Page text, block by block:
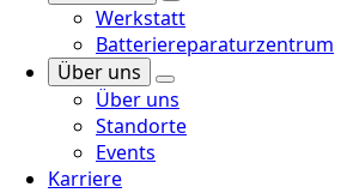
Werkstatt
Batteriereparaturzentrum
Über uns
Über uns
Standorte
Events
Karriere